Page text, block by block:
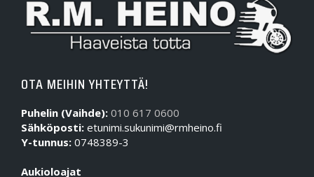
OTA MEIHIN YHTEYTTÄ!
Puhelin (Vaihde): 010 617 0600
Sähköposti: etunimi.sukunimi@rmheino.fi
Y-tunnus: 0748389-3
Aukioloajat